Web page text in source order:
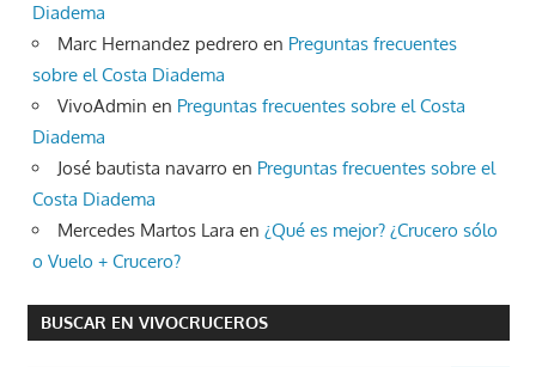
Diadema
Marc Hernandez pedrero en Preguntas frecuentes
sobre el Costa Diadema
VivoAdmin en Preguntas frecuentes sobre el Costa
Diadema
José bautista navarro en Preguntas frecuentes sobre el
Costa Diadema
Mercedes Martos Lara en ¿Qué es mejor? ¿Crucero sólo
o Vuelo + Crucero?
BUSCAR EN VIVOCRUCEROS